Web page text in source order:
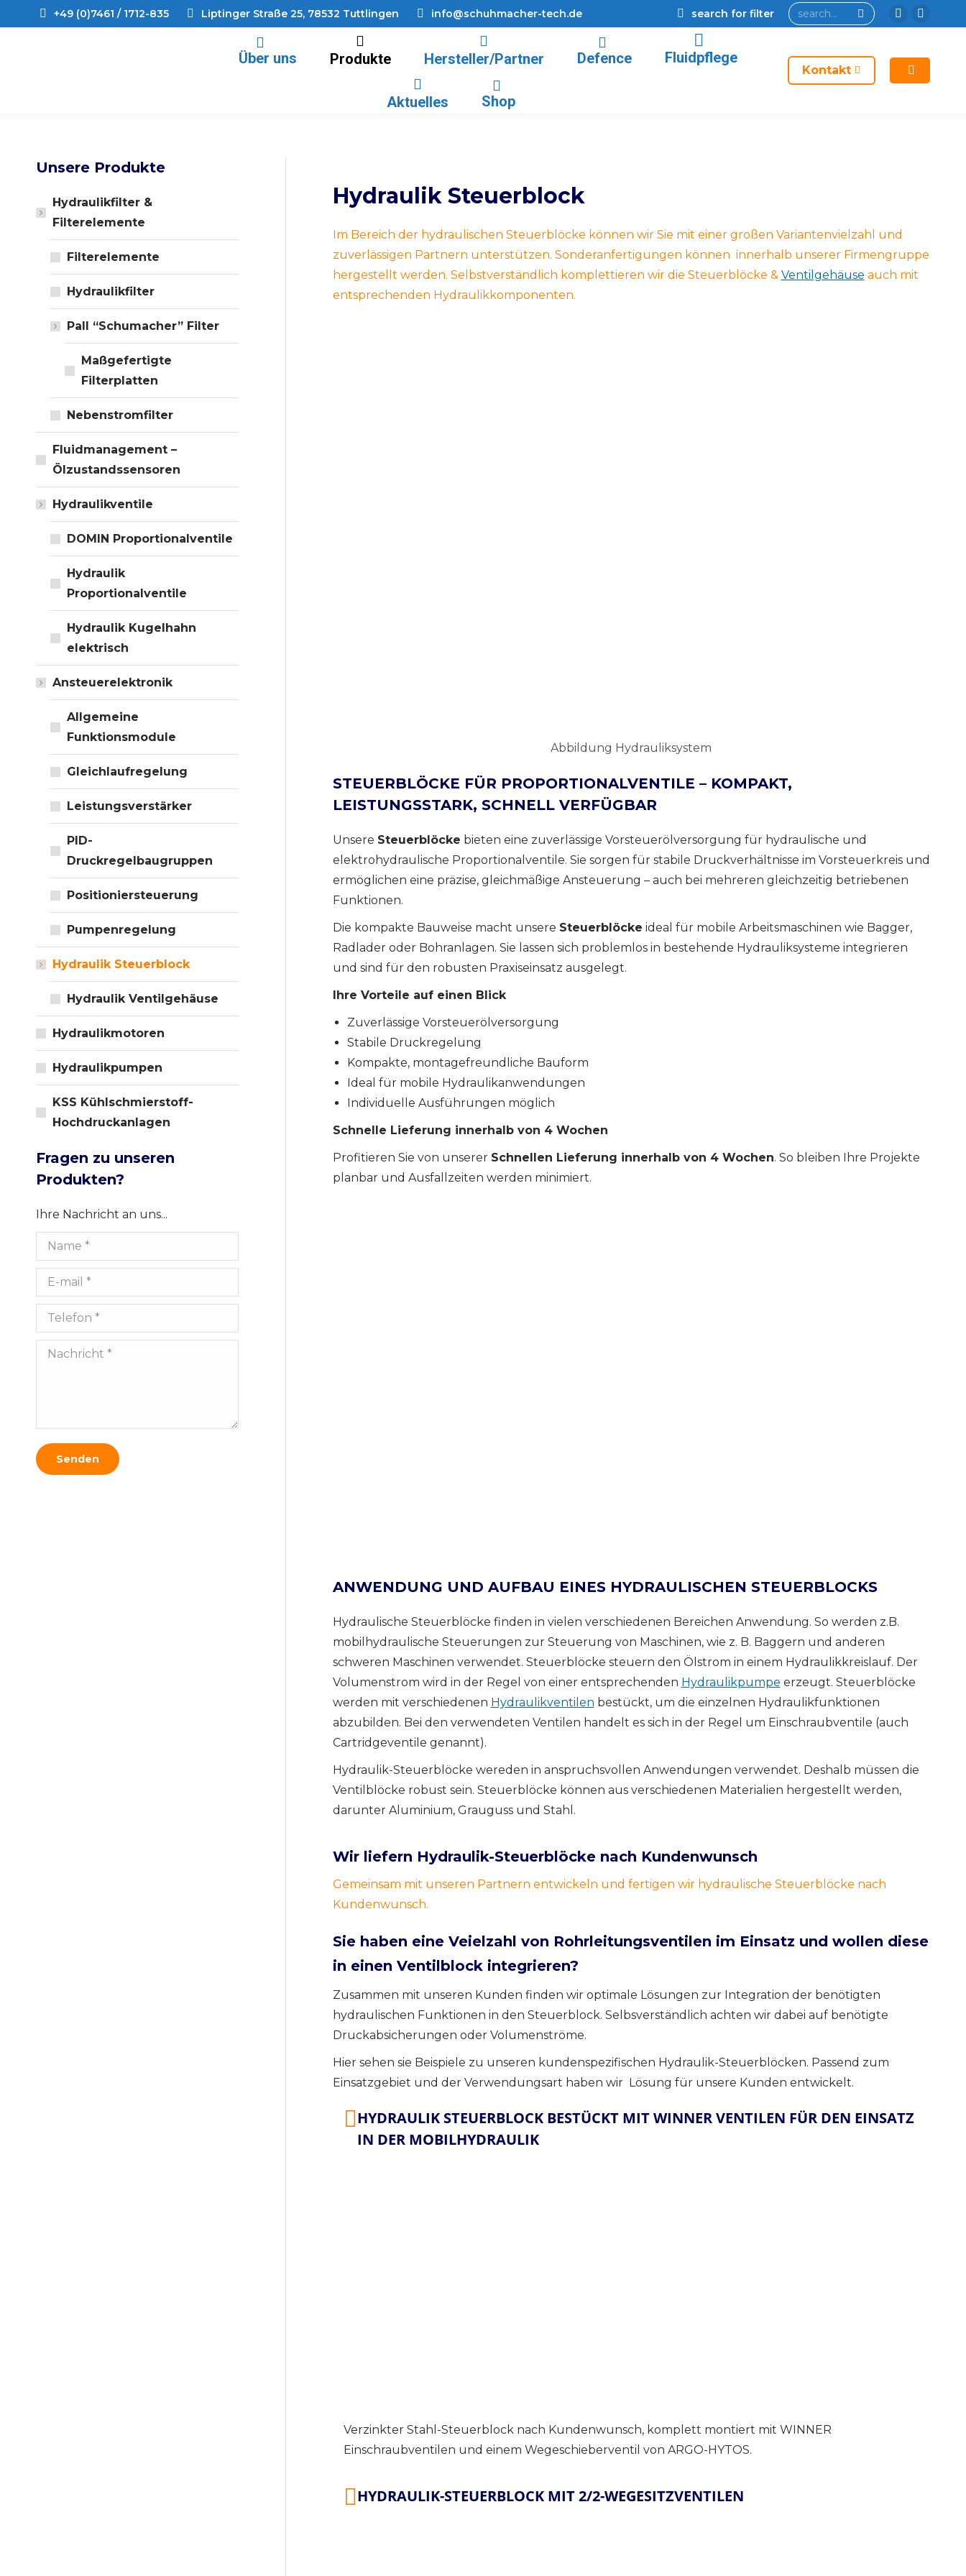
+49 (0)7461 / 1712-835 Liptinger Straße 25, 78532 Tuttlingen info@schuhmacher-tech.de search for filter Search:
en
opensopens
Über uns Produkte Hersteller/Partner Defence Fluidpflege
Aktuelles Shop
Kontakt
Hydraulik Steuerblock
Im Bereich der hydraulischen Steuerblöcke können wir Sie mit einer großen Variantenvielzahl und
zuverlässigen Partnern unterstützen. Sonderanfertigungen können innerhalb unserer Firmengruppe
hergestellt werden. Selbstverständlich komplettieren wir die Steuerblöcke & Ventilgehäuse auch mit
entsprechenden Hydraulikkomponenten.
Abbildung Hydrauliksystem
STEUERBLÖCKE FÜR PROPORTIONALVENTILE – KOMPAKT,
LEISTUNGSSTARK, SCHNELL VERFÜGBAR
Unsere Steuerblöcke bieten eine zuverlässige Vorsteuerölversorgung für hydraulische und
elektrohydraulische Proportionalventile. Sie sorgen für stabile Druckverhältnisse im Vorsteuerkreis und
ermöglichen eine präzise, gleichmäßige Ansteuerung – auch bei mehreren gleichzeitig betriebenen
Funktionen.
Die kompakte Bauweise macht unsere Steuerblöcke ideal für mobile Arbeitsmaschinen wie Bagger,
Radlader oder Bohranlagen. Sie lassen sich problemlos in bestehende Hydrauliksysteme integrieren
und sind für den robusten Praxiseinsatz ausgelegt.
Ihre Vorteile auf einen Blick
Zuverlässige Vorsteuerölversorgung
Stabile Druckregelung
Kompakte, montagefreundliche Bauform
Ideal für mobile Hydraulikanwendungen
Individuelle Ausführungen möglich
Schnelle Lieferung innerhalb von 4 Wochen
Profitieren Sie von unserer Schnellen Lieferung innerhalb von 4 Wochen. So bleiben Ihre Projekte
planbar und Ausfallzeiten werden minimiert.
ANWENDUNG UND AUFBAU EINES HYDRAULISCHEN STEUERBLOCKS
Hydraulische Steuerblöcke finden in vielen verschiedenen Bereichen Anwendung. So werden z.B.
mobilhydraulische Steuerungen zur Steuerung von Maschinen, wie z. B. Baggern und anderen
schweren Maschinen verwendet. Steuerblöcke steuern den Ölstrom in einem Hydraulikkreislauf. Der
Volumenstrom wird in der Regel von einer entsprechenden Hydraulikpumpe erzeugt. Steuerblöcke
werden mit verschiedenen Hydraulikventilen bestückt, um die einzelnen Hydraulikfunktionen
abzubilden. Bei den verwendeten Ventilen handelt es sich in der Regel um Einschraubventile (auch
Cartridgeventile genannt).
Hydraulik-Steuerblöcke wereden in anspruchsvollen Anwendungen verwendet. Deshalb müssen die
Ventilblöcke robust sein. Steuerblöcke können aus verschiedenen Materialien hergestellt werden,
darunter Aluminium, Grauguss und Stahl.
Wir liefern Hydraulik-Steuerblöcke nach Kundenwunsch
Gemeinsam mit unseren Partnern entwickeln und fertigen wir hydraulische Steuerblöcke nach
Kundenwunsch.
Sie haben eine Veielzahl von Rohrleitungsventilen im Einsatz und wollen diese
in einen Ventilblock integrieren?
Zusammen mit unseren Kunden finden wir optimale Lösungen zur Integration der benötigten
hydraulischen Funktionen in den Steuerblock. Selbsverständlich achten wir dabei auf benötigte
Druckabsicherungen oder Volumenströme.
Hier sehen sie Beispiele zu unseren kundenspezifischen Hydraulik-Steuerblöcken. Passend zum
Einsatzgebiet und der Verwendungsart haben wir Lösung für unsere Kunden entwickelt.
HYDRAULIK STEUERBLOCK BESTÜCKT MIT WINNER VENTILEN FÜR DEN EINSATZ
IN DER MOBILHYDRAULIK
Verzinkter Stahl-Steuerblock nach Kundenwunsch, komplett montiert mit WINNER
Einschraubventilen und einem Wegeschieberventil von ARGO-HYTOS.
HYDRAULIK-STEUERBLOCK MIT 2/2-WEGESITZVENTILEN
Unsere Produkte
Hydraulikfilter &
Filterelemente
Filterelemente
Hydraulikfilter
Pall “Schumacher” Filter
Maßgefertigte
Filterplatten
Nebenstromfilter
Fluidmanagement –
Ölzustandssensoren
Hydraulikventile
DOMIN Proportionalventile
Hydraulik
Proportionalventile
Hydraulik Kugelhahn
elektrisch
Ansteuerelektronik
Allgemeine
Funktionsmodule
Gleichlaufregelung
Leistungsverstärker
PID-
Druckregelbaugruppen
Positioniersteuerung
Pumpenregelung
Hydraulik Steuerblock
Hydraulik Ventilgehäuse
Hydraulikmotoren
Hydraulikpumpen
KSS Kühlschmierstoff-
Hochdruckanlagen
Fragen zu unseren
Produkten?
Ihre Nachricht an uns...
Name *
E-mail *
Telefon *
Nachricht *
Senden